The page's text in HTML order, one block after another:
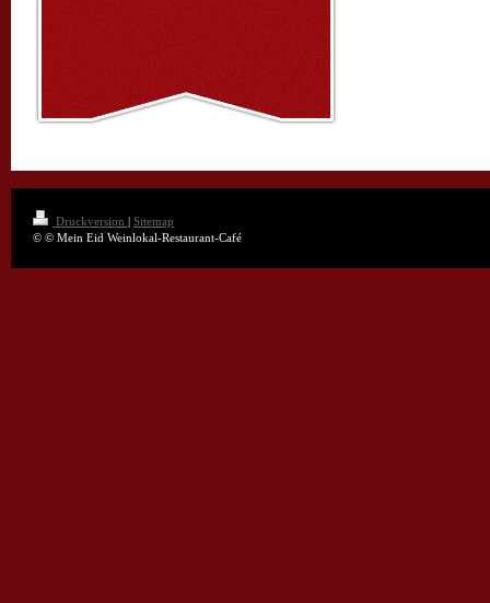
Druckversion | Sitemap
© © Mein Eid Weinlokal-Restaurant-Café